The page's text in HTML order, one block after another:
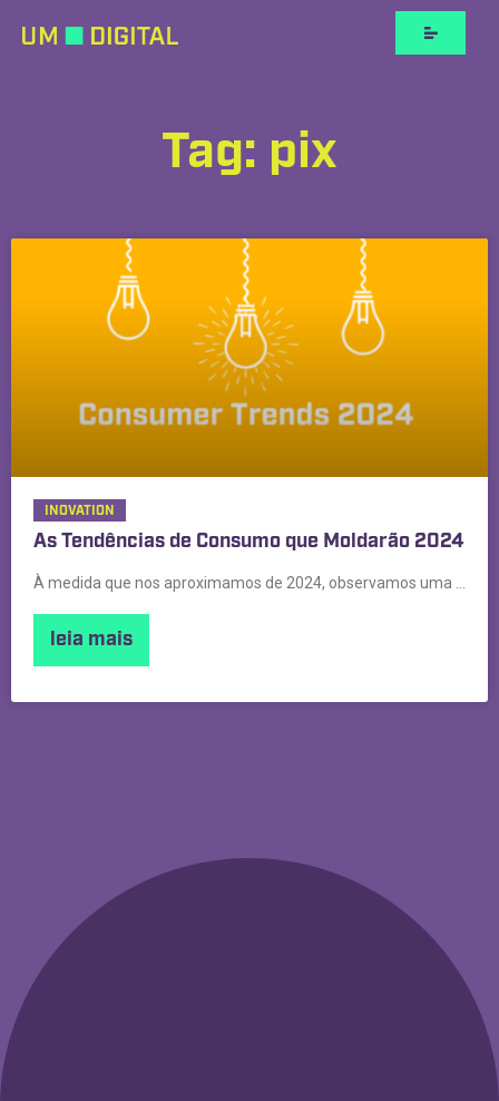
Tag: pix
INOVATION
As Tendências de Consumo que Moldarão 2024
leia mais